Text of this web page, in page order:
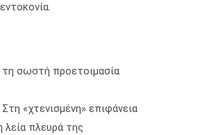
τη σωστή προετοιμασία
«χτενισμένη» επιφάνεια
λεία πλευρά της